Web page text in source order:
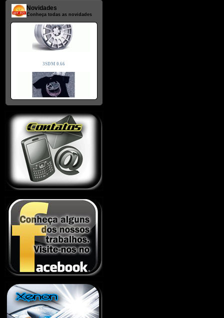
Novidades
Conheça todas as novidades